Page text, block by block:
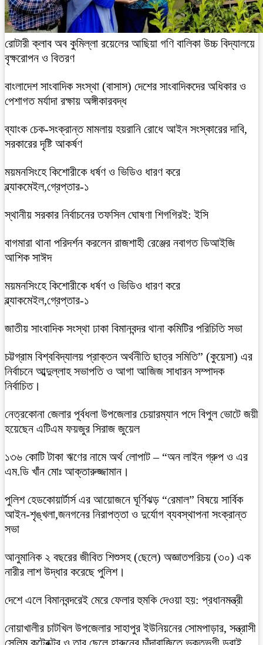
রোটারী ক্লাব অব কুমিল্লা রয়েলের আছিয়া গণি বালিকা উচ্চ বিদ্যালয়ে
বৃক্ষরোপন ও বিতরণ
বাংলাদেশ সাংবাদিক সংস্থা (বাসাস) দেশের সাংবাদিকদের অধিকার ও
পেশাগত মর্যাদা রক্ষায় অঙ্গীকারবদ্ধ
ব্যাংক চেক-সংক্রান্ত মামলায় হয়রানি রোধে আইন সংস্কারের দাবি,
সরকারের দৃষ্টি আকর্ষণ
ময়মনসিংহে কিশোরীকে ধর্ষণ ও ভিডিও ধারণ করে
ব্ল্যাকমেইল,গ্রেপ্তার-১
স্থানীয় সরকার নির্বাচনের তফসিল ঘোষণা শিগগিরই: ইসি
বাগমারা থানা পরিদর্শন করলেন রাজশাহী রেঞ্জের নবাগত ডিআইজি
আশিক সাঈদ
ময়মনসিংহে কিশোরীকে ধর্ষণ ও ভিডিও ধারণ করে
ব্ল্যাকমেইল,গ্রেপ্তার-১
জাতীয় সাংবাদিক সংস্থা ঢাকা বিমানবন্দর থানা কমিটির পরিচিতি সভা
চট্টগ্রাম বিশ্ববিদ্যালয় প্রাক্তন অর্থনীতি ছাত্র সমিতি” (কুয়েসা) এর
নির্বাচনে আব্দুল্লাহ সভাপতি ও আগা আজিজ সাধারন সম্পাদক
নির্বাচিত।
নেত্রকোনা জেলার পূর্বধলা উপজেলার চেয়ারম্যান পদে বিপুল ভোটে জয়ী
হয়েছেন এটিএম ফয়জুর সিরাজ জুয়েল
১৩৬ কোটি টাকা ঋণের নামে অর্থ লোপাট – “অন লাইন গ্রুপ ও এর
এম.ডি খাঁন মোঃ আক্তারুজ্জামান।
পুলিশ হেডকোয়ার্টার্স এর আয়োজনে ঘূর্ণিঝড় “রেমাল” বিষয়ে সার্বিক
আইন-শৃঙ্খলা,জনগনের নিরাপত্তা ও দুর্যোগ ব্যবস্থাপনা সংক্রান্ত
সভা
আনুমানিক ২ বছরের জীবিত শিশুসহ (ছেলে) অজ্ঞাতপরিচয় (৩০) এক
নারীর লাশ উদ্ধার করেছে পুলিশ।
দেশে এলে বিমানবন্দরেই মেরে ফেলার হুমকি দেওয়া হয়: প্রধানমন্ত্রী
নোয়াখালীর চাটখিল উপজেলার সাহাপুর ইউনিয়নের সোমপাড়ার, সন্ত্রাসী